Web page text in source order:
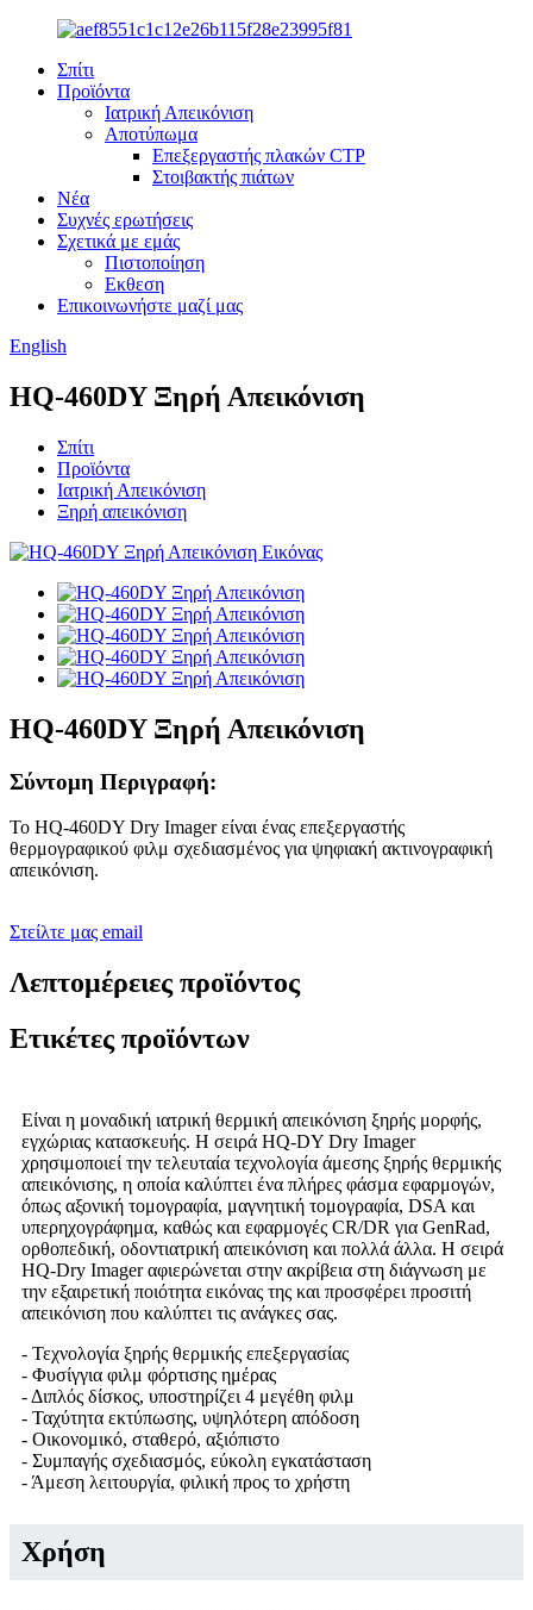
Σπίτι
Προϊόντα
Ιατρική Απεικόνιση
Αποτύπωμα
Επεξεργαστής πλακών CTP
Στοιβακτής πιάτων
Νέα
Συχνές ερωτήσεις
Σχετικά με εμάς
Πιστοποίηση
Εκθεση
Επικοινωνήστε μαζί μας
English
HQ-460DY Ξηρή Απεικόνιση
Σπίτι
Προϊόντα
Ιατρική Απεικόνιση
Ξηρή απεικόνιση
HQ-460DY Ξηρή Απεικόνιση
Σύντομη Περιγραφή:
Το HQ-460DY Dry ​​Imager είναι ένας επεξεργαστής
θερμογραφικού φιλμ σχεδιασμένος για ψηφιακή ακτινογραφική
απεικόνιση.
Στείλτε μας email
Λεπτομέρειες προϊόντος
Ετικέτες προϊόντων
Είναι η μοναδική ιατρική θερμική απεικόνιση ξηρής μορφής,
εγχώριας κατασκευής. Η σειρά HQ-DY Dry ​​Imager
χρησιμοποιεί την τελευταία τεχνολογία άμεσης ξηρής θερμικής
απεικόνισης, η οποία καλύπτει ένα πλήρες φάσμα εφαρμογών,
όπως αξονική τομογραφία, μαγνητική τομογραφία, DSA και
υπερηχογράφημα, καθώς και εφαρμογές CR/DR για GenRad,
ορθοπεδική, οδοντιατρική απεικόνιση και πολλά άλλα. Η σειρά
HQ-Dry Imager αφιερώνεται στην ακρίβεια στη διάγνωση με
την εξαιρετική ποιότητα εικόνας της και προσφέρει προσιτή
απεικόνιση που καλύπτει τις ανάγκες σας.
- Τεχνολογία ξηρής θερμικής επεξεργασίας
- Φυσίγγια φιλμ φόρτισης ημέρας
- Διπλός δίσκος, υποστηρίζει 4 μεγέθη φιλμ
- Ταχύτητα εκτύπωσης, υψηλότερη απόδοση
- Οικονομικό, σταθερό, αξιόπιστο
- Συμπαγής σχεδιασμός, εύκολη εγκατάσταση
- Άμεση λειτουργία, φιλική προς το χρήστη
Χρήση